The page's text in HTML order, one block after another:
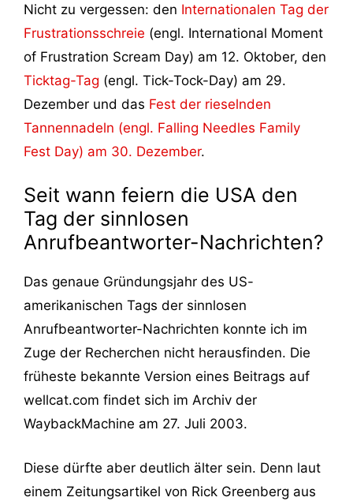
Nicht zu vergessen: den Internationalen Tag der
Frustrationsschreie (engl. International Moment
of Frustration Scream Day) am 12. Oktober, den
Ticktag-Tag (engl. Tick-Tock-Day) am 29.
Dezember und das Fest der rieselnden
Tannennadeln (engl. Falling Needles Family
Fest Day) am 30. Dezember.
Seit wann feiern die USA den
Tag der sinnlosen
Anrufbeantworter-Nachrichten?
Das genaue Gründungsjahr des US-
amerikanischen Tags der sinnlosen
Anrufbeantworter-Nachrichten konnte ich im
Zuge der Recherchen nicht herausfinden. Die
früheste bekannte Version eines Beitrags auf
wellcat.com findet sich im Archiv der
WaybackMachine am 27. Juli 2003.
Diese dürfte aber deutlich älter sein. Denn laut
einem Zeitungsartikel von Rick Greenberg aus